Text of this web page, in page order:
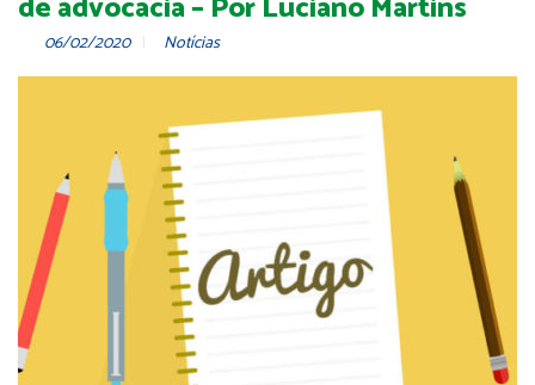
de advocacia – Por Luciano Martins
06/02/2020 Notícias